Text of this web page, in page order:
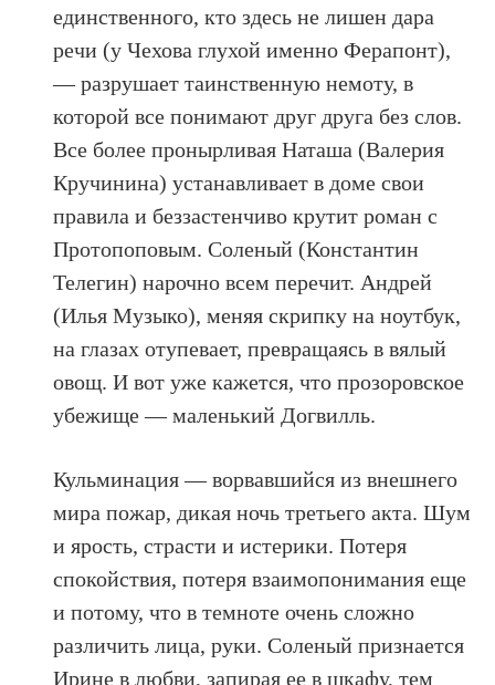
единственного, кто здесь не лишен дара
речи (у Чехова глухой именно Ферапонт),
— разрушает таинственную немоту, в
которой все понимают друг друга без слов.
Все более пронырливая Наташа (Валерия
Кручинина) устанавливает в доме свои
правила и беззастенчиво крутит роман с
Протопоповым. Соленый (Константин
Телегин) нарочно всем перечит. Андрей
(Илья Музыко), меняя скрипку на ноутбук,
на глазах отупевает, превращаясь в вялый
овощ. И вот уже кажется, что прозоровское
убежище — маленький Догвилль.
Кульминация — ворвавшийся из внешнего
мира пожар, дикая ночь третьего акта. Шум
и ярость, страсти и истерики. Потеря
спокойствия, потеря взаимопонимания еще
и потому, что в темноте очень сложно
различить лица, руки. Соленый признается
Ирине в любви, запирая ее в шкафу, тем